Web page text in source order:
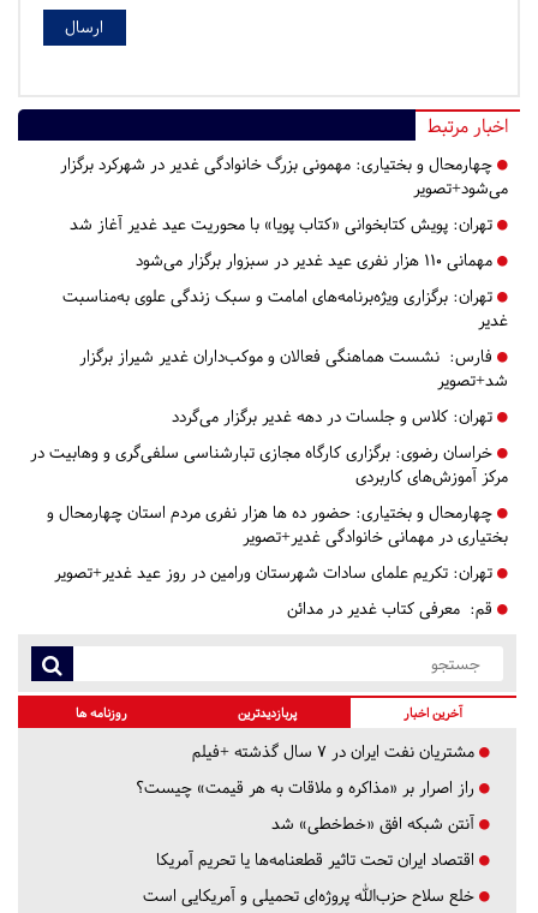
اخبار مرتبط
چهارمحال و بختیاری: مهمونی بزرگ خانوادگی غدیر در شهرکرد برگزار
می‌شود+تصویر
تهران: پویش کتابخوانی «کتاب پویا» با محوریت عید غدیر آغاز شد
مهمانی 110 هزار نفری عید غدیر در سبزوار برگزار می‌شود
تهران: برگزاری ویژه‌برنامه‌های امامت و سبک زندگی علوی به‌مناسبت
غدیر
فارس: نشست هماهنگی فعالان و موکب‌داران غدیر شیراز برگزار
شد+تصویر
تهران: کلاس و جلسات در دهه غدیر برگزار می‌گردد
خراسان رضوی: برگزاری کارگاه مجازی تبارشناسی سلفی‌گری و وهابیت در
مرکز آموزش‌های کاربردی
چهارمحال و بختیاری: حضور ده ها هزار نفری مردم استان چهارمحال و
بختیاری در مهمانی خانوادگی غدیر+تصویر
تهران: تکریم علمای سادات شهرستان ورامین در روز عید غدیر+تصویر
قم: معرفی کتاب غدیر در مدائن
آخرین اخبار پربازدیدترین روزنامه ها
مشتریان نفت ایران در ۷ سال گذشته +فیلم
راز اصرار بر «مذاکره و ملاقات به هر قیمت» چیست؟
آنتن شبکه افق «خط‌خطی» شد
اقتصاد ایران تحت تاثیر قطعنامه‌ها یا تحریم‌ آمریکا
خلع سلاح حزب‌الله پروژه‌ای تحمیلی و آمریکایی است